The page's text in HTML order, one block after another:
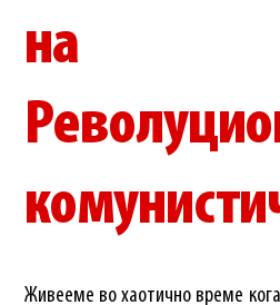
на
Живееме во хаотично време